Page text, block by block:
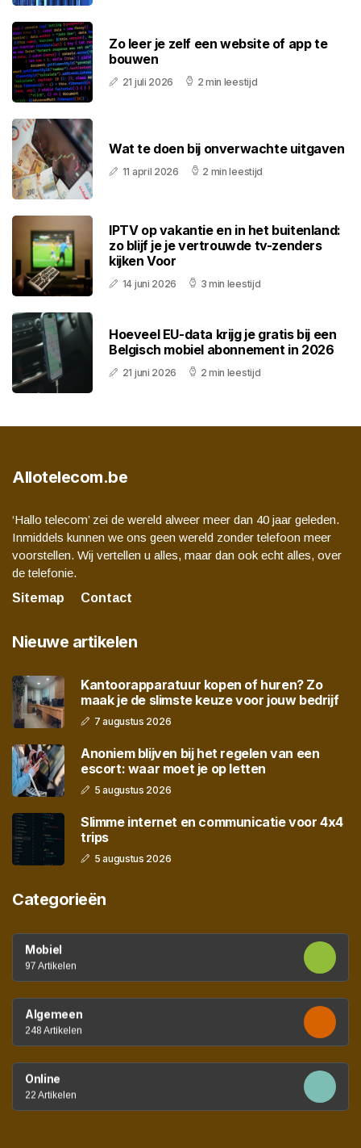
Zo leer je zelf een website of app te
bouwen
21 juli 2026 2 min leestijd
Wat te doen bij onverwachte uitgaven
11 april 2026 2 min leestijd
IPTV op vakantie en in het buitenland:
zo blijf je je vertrouwde tv-zenders
kijken Voor
14 juni 2026 3 min leestijd
Hoeveel EU-data krijg je gratis bij een
Belgisch mobiel abonnement in 2026
21 juni 2026 2 min leestijd
Allotelecom.be
‘Hallo telecom’ zei de wereld alweer meer dan 40 jaar geleden.
Inmiddels kunnen we ons geen wereld zonder telefoon meer
voorstellen. Wij vertellen u alles, maar dan ook echt alles, over
de telefonie.
Sitemap
Contact
Nieuwe artikelen
Kantoorapparatuur kopen of huren? Zo
maak je de slimste keuze voor jouw bedrijf
7 augustus 2026
Anoniem blijven bij het regelen van een
escort: waar moet je op letten
5 augustus 2026
Slimme internet en communicatie voor 4x4
trips
5 augustus 2026
Categorieën
Mobiel
97 Artikelen
Algemeen
248 Artikelen
Online
22 Artikelen